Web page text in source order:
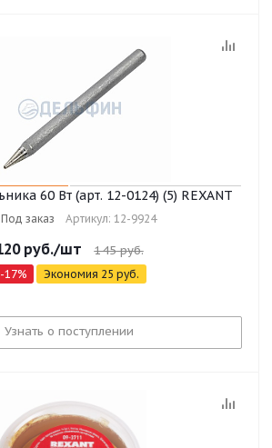
Жало для паяльника 60 Вт (арт. 12-0124) (5) REXANT
Под заказ Артикул: 12-9924
руб./шт 145руб.
-17% Экономия 25 руб.
Узнать о поступлении